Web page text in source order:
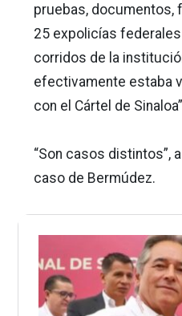
pruebas, documentos,
25 expolicías
corridos de la
efectivamente estaba
con el Cártel de
“Son casos distintos”,
caso de Bermúdez.